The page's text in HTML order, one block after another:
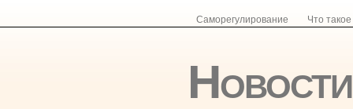
Саморегулирование Что